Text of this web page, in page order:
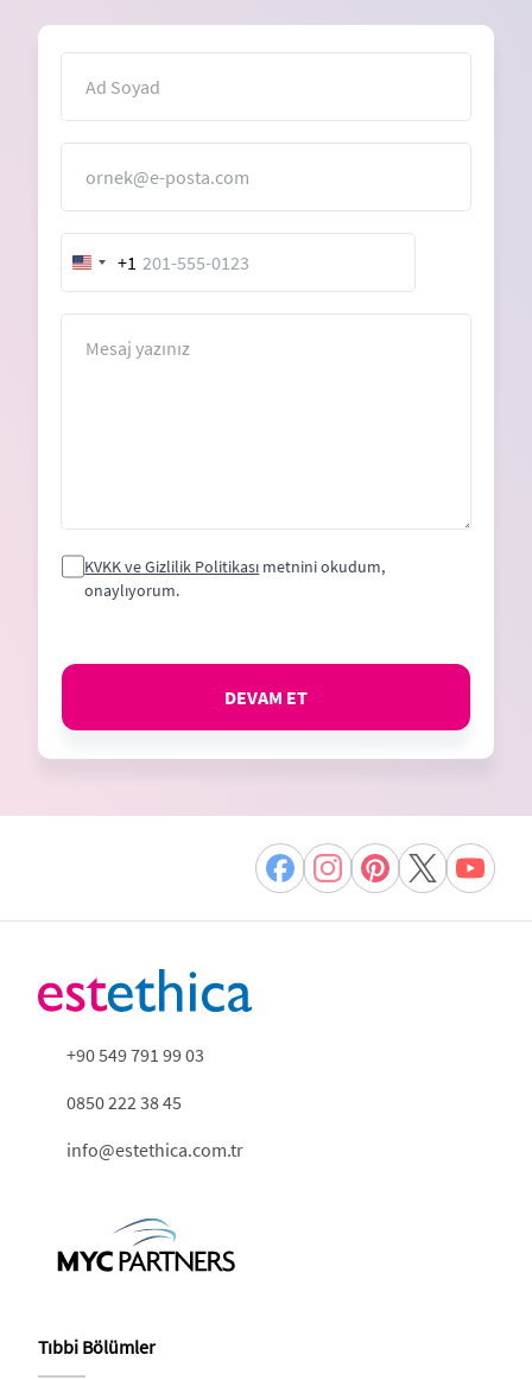
United
States
+1
KVKK ve Gizlilik Politikası metnini okudum,
onaylıyorum.
DEVAM ET
+90 549 791 99 03
0850 222 38 45
info@estethica.com.tr
Tıbbi Bölümler